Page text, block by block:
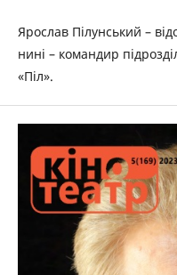
Ярослав Пілунський –
нині – командир
«Піл».